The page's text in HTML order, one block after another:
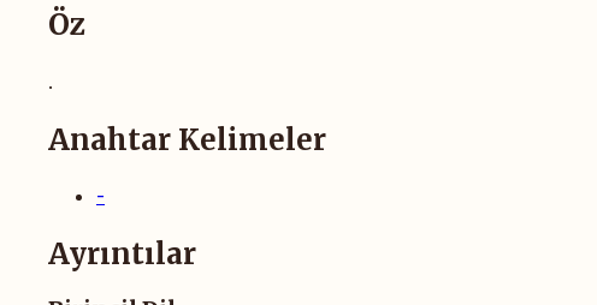
Öz
.
Anahtar Kelimeler
-
Ayrıntılar